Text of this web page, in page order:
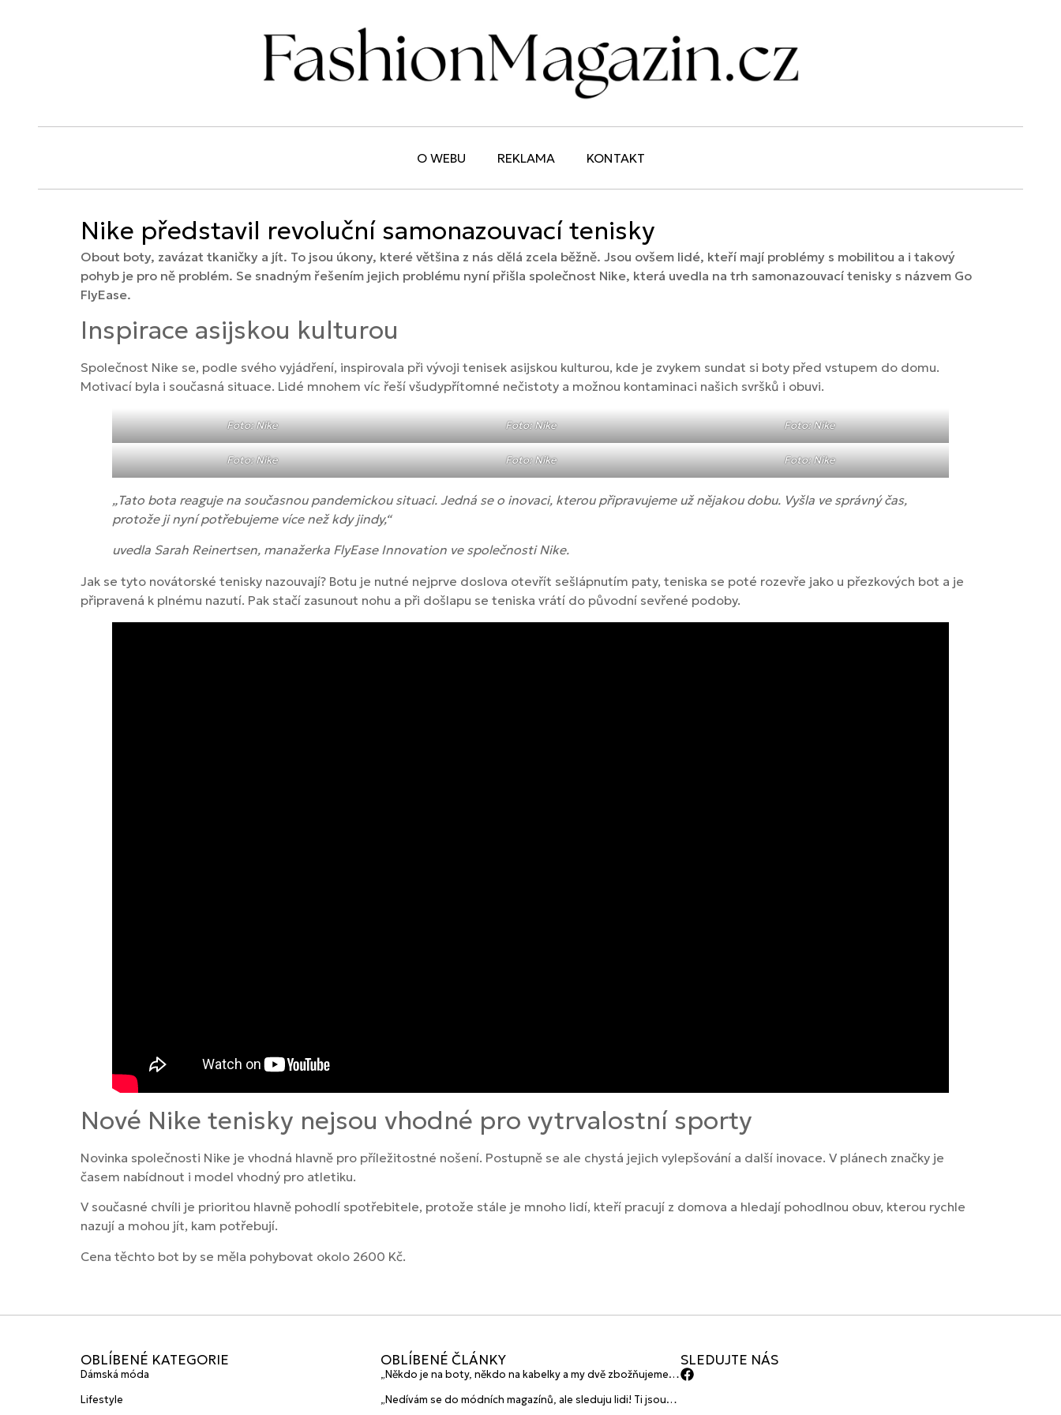
O WEBU REKLAMA KONTAKT
Nike představil revoluční samonazouvací tenisky
Obout boty, zavázat tkaničky a jít. To jsou úkony, které většina z nás dělá zcela běžně. Jsou ovšem lidé, kteří mají problémy s mobilitou a i takový
pohyb je pro ně problém. Se snadným řešením jejich problému nyní přišla společnost Nike, která uvedla na trh samonazouvací tenisky s názvem Go
FlyEase.
Inspirace asijskou kulturou
Společnost Nike se, podle svého vyjádření, inspirovala při vývoji tenisek asijskou kulturou, kde je zvykem sundat si boty před vstupem do domu.
Motivací byla i současná situace. Lidé mnohem víc řeší všudypřítomné nečistoty a možnou kontaminaci našich svršků i obuvi.
Foto: Nike Foto: Nike Foto: Nike
Foto: Nike Foto: Nike Foto: Nike
„Tato bota reaguje na současnou pandemickou situaci. Jedná se o inovaci, kterou připravujeme už nějakou dobu. Vyšla ve správný čas,
protože ji nyní potřebujeme více než kdy jindy,“
uvedla Sarah Reinertsen, manažerka FlyEase Innovation ve společnosti Nike.
Jak se tyto novátorské tenisky nazouvají? Botu je nutné nejprve doslova otevřít sešlápnutím paty, teniska se poté rozevře jako u přezkových bot a je
připravená k plnému nazutí. Pak stačí zasunout nohu a při došlapu se teniska vrátí do původní sevřené podoby.
Nové Nike tenisky nejsou vhodné pro vytrvalostní sporty
Novinka společnosti Nike je vhodná hlavně pro příležitostné nošení. Postupně se ale chystá jejich vylepšování a další inovace. V plánech značky je
časem nabídnout i model vhodný pro atletiku.
V současné chvíli je prioritou hlavně pohodlí spotřebitele, protože stále je mnoho lidí, kteří pracují z domova a hledají pohodlnou obuv, kterou rychle
nazují a mohou jít, kam potřebují.
Cena těchto bot by se měla pohybovat okolo 2600 Kč.
OBLÍBENÉ KATEGORIE
Dámská móda
Lifestyle
OBLÍBENÉ ČLÁNKY
„Někdo je na boty, někdo na kabelky a my dvě zbožňujeme
značky HANAJANA Swimwear
„Nedívám se do módních magazínů, ale sleduju lidi! Ti jsou
SLEDUJTE NÁS